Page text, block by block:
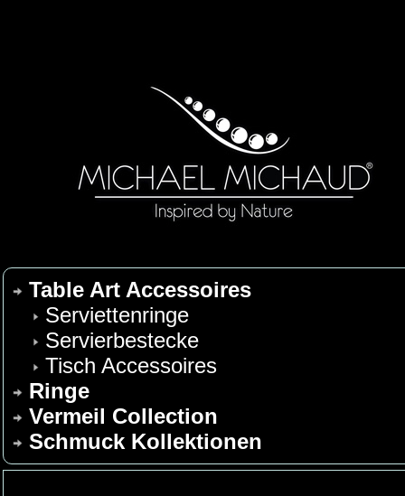
Table Art Accessoires
Serviettenringe
Servierbestecke
Tisch Accessoires
Ringe
Vermeil Collection
Schmuck Kollektionen